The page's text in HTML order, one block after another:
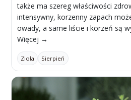
także ma szereg właściwości
intensywny, korzenny zapach
owady, a same liście i korzeń są
Więcej →
Zioła Sierpień